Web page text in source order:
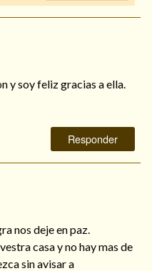
y soy feliz gracias a ella.
Responder
nos deje en paz.
casa y no hay mas de
sin avisar a